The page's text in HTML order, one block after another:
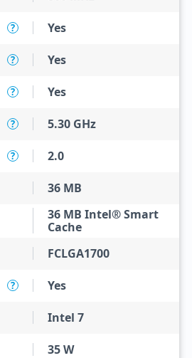
? Yes
? Yes
? Yes
? 5.30 GHz
? 2.0
36 MB
36 MB Intel® Smart
Cache
FCLGA1700
? Yes
Intel 7
35 W